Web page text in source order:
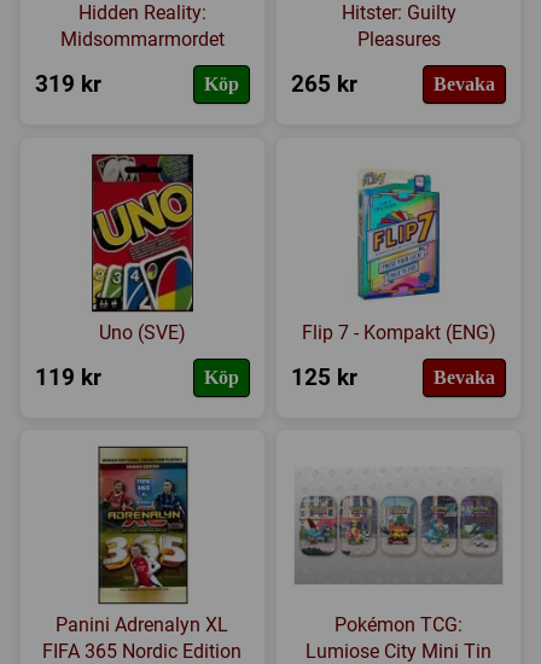
Hidden Reality:
Midsommarmordet
319 kr Köp
Hitster: Guilty
Pleasures
265 kr Bevaka
Uno (SVE)
119 kr Köp
Flip 7 - Kompakt (ENG)
125 kr Bevaka
Panini Adrenalyn XL
FIFA 365 Nordic Edition
Pokémon TCG:
Lumiose City Mini Tin